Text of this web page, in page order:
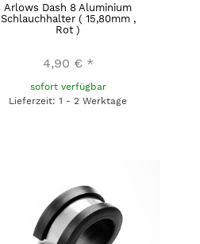
Arlows Dash 8 Aluminium
Schlauchhalter ( 15,80mm ,
Rot )
4,90 € *
sofort verfügbar
Lieferzeit: 1 - 2 Werktage